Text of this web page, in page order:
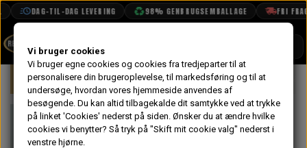
DAG-TIL-DAG LEVERING 98% GENBRUGSEMBALLAGE FRI
BOOK TID
PROJEKTER
TEKNISK DATA
Forside Mini Elektrisk System Lygter &
Pære, Gevind,
Vi bruger cookies
Vi bruger egne cookies og cookies fra tredjeparter til at
personalisere din brugeroplevelse, til markedsføring og til at
undersøge, hvordan vores hjemmeside anvendes af
besøgende. Du kan altid tilbagekalde dit samtykke ved at trykke
på linket 'Cookies' nederst på siden. Ønsker du at ændre hvilke
cookies vi benytter? Så tryk på "Skift mit cookie valg" nederst i
venstre hjørne.